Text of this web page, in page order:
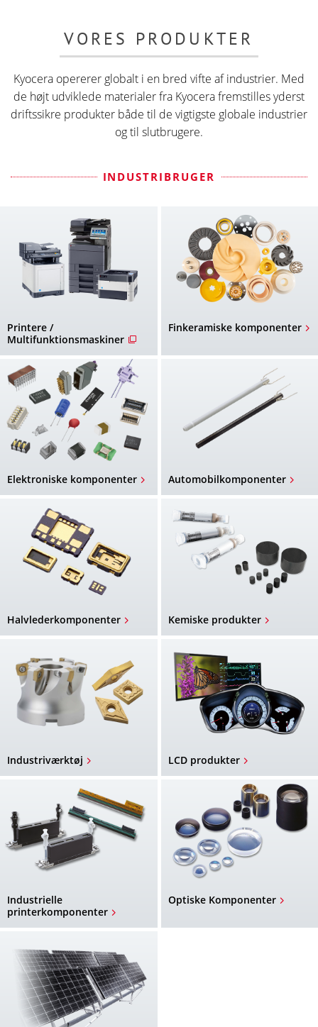
VORES PRODUKTER
Kyocera opererer globalt i en bred vifte af industrier. Med
de højt udviklede materialer fra Kyocera fremstilles yderst
driftssikre produkter både til de vigtigste globale industrier
og til slutbrugere.
INDUSTRIBRUGER
Printere /
Multifunktionsmaskiner
Finkeramiske komponenter
Elektroniske komponenter Automobilkomponenter
Halvlederkomponenter Kemiske produkter
Industriværktøj LCD produkter
Industrielle
printerkomponenter
Optiske Komponenter